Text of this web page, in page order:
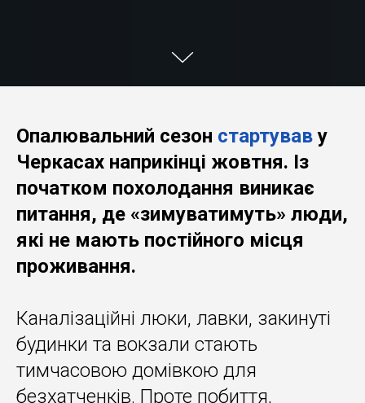
Опалювальний сезон стартуваву
Черкасах наприкінці жовтня. Із
початком похолодання виникає
питання, де «зимуватимуть» люди,
які не мають постійного місця
проживання.
Каналізаційні люки, лавки, закинуті
будинки та вокзали стають
тимчасовою домівкою для
безхатченків. Проте побиття,